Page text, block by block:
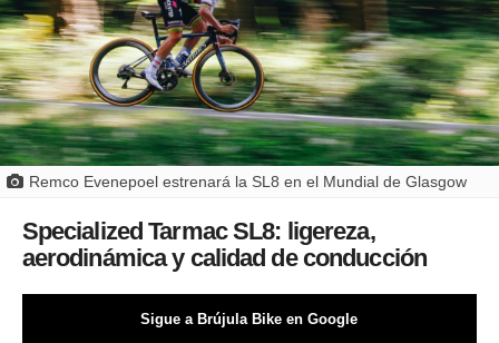
Remco Evenepoel estrenará la SL8 en el Mundial de Glasgow
Specialized Tarmac SL8: ligereza,
aerodinámica y calidad de conducción
Sigue a Brújula Bike en Google